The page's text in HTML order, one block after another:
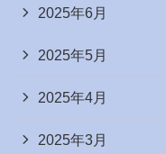
2025年6月
2025年5月
2025年4月
2025年3月